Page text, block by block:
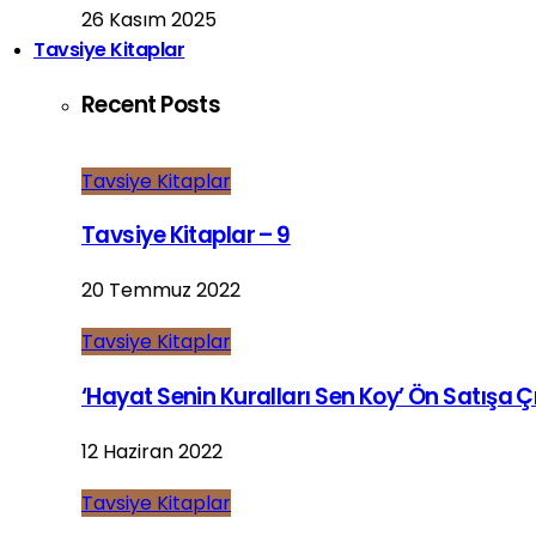
26 Kasım 2025
Tavsiye Kitaplar
Recent Posts
Tavsiye Kitaplar
Tavsiye Kitaplar – 9
20 Temmuz 2022
Tavsiye Kitaplar
‘Hayat Senin Kuralları Sen Koy’ Ön Satışa
12 Haziran 2022
Tavsiye Kitaplar